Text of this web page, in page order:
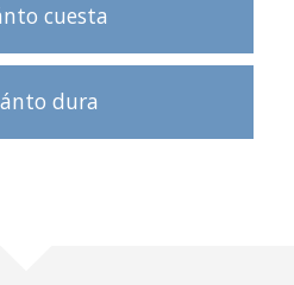
cuesta
dura